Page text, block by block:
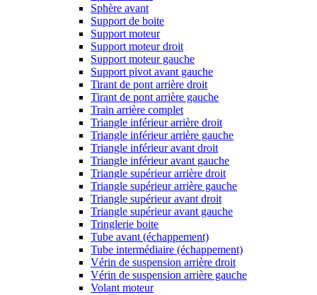
Sphère avant
Support de boite
Support moteur
Support moteur droit
Support moteur gauche
Support pivot avant gauche
Tirant de pont arrière droit
Tirant de pont arrière gauche
Train arrière complet
Triangle inférieur arrière droit
Triangle inférieur arrière gauche
Triangle inférieur avant droit
Triangle inférieur avant gauche
Triangle supérieur arrière droit
Triangle supérieur arrière gauche
Triangle supérieur avant droit
Triangle supérieur avant gauche
Tringlerie boite
Tube avant (échappement)
Tube intermédiaire (échappement)
Vérin de suspension arrière droit
Vérin de suspension arrière gauche
Volant moteur